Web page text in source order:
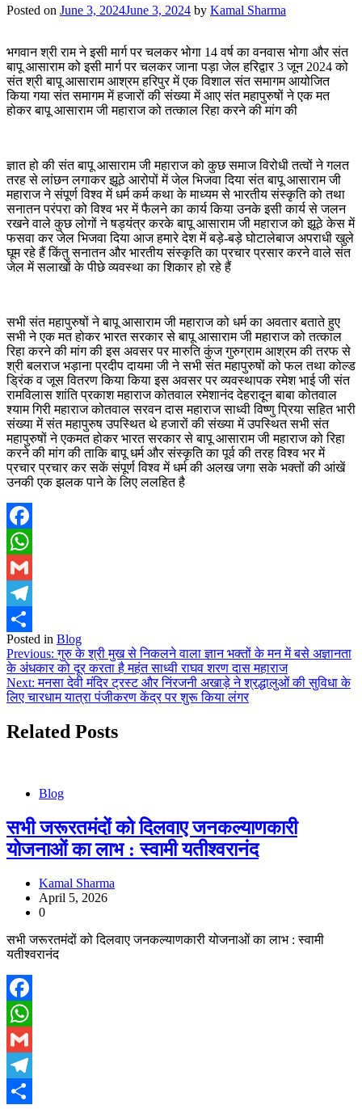
Posted on June 3, 2024June 3, 2024 by Kamal Sharma
भगवान श्री राम ने इसी मार्ग पर चलकर भोगा 14 वर्ष का वनवास भोगा और संत
बापू आसाराम को इसी मार्ग पर चलकर जाना पड़ा जेल हरिद्वार 3 जून 2024 को
संत श्री बापू आसाराम आश्रम हरिपुर में एक विशाल संत समागम आयोजित
किया गया संत समागम में हजारों की संख्या में आए संत महापुरुषों ने एक मत
होकर बापू आसाराम जी महाराज को तत्काल रिहा करने की मांग की
ज्ञात हो की संत बापू आसाराम जी महाराज को कुछ समाज विरोधी तत्वों ने गलत
तरह से लांछन लगाकर झूठे आरोपों में जेल भिजवा दिया संत बापू आसाराम जी
महाराज ने संपूर्ण विश्व में धर्म कर्म कथा के माध्यम से भारतीय संस्कृति को तथा
सनातन परंपरा को विश्व भर में फैलने का कार्य किया उनके इसी कार्य से जलन
रखने वाले कुछ लोगों ने षड्यंत्र करके बापू आसाराम जी महाराज को झूठे केस में
फसवा कर जेल भिजवा दिया आज हमारे देश में बड़े-बड़े घोटालेबाज अपराधी खुले
घूम रहे हैं किंतु सनातन और भारतीय संस्कृति का प्रचार प्रसार करने वाले संत
जेल में सलाखों के पीछे व्यवस्था का शिकार हो रहे हैं
सभी संत महापुरुषों ने बापू आसाराम जी महाराज को धर्म का अवतार बताते हुए
सभी ने एक मत होकर भारत सरकार से बापू आसाराम जी महाराज को तत्काल
रिहा करने की मांग की इस अवसर पर मारुति कुंज गुरुग्राम आश्रम की तरफ से
श्री बलराज भड़ाना प्रदीप दायमा जी ने सभी संत महापुरुषों को फल तथा कोल्ड
ड्रिंक व जूस वितरण किया किया इस अवसर पर व्यवस्थापक रमेश भाई जी संत
रामविलास शांति प्रकाश महाराज कोतवाल रमेशानंद देहरादून बाबा कोतवाल
श्याम गिरी महाराज कोतवाल सरवन दास महाराज साध्वी विष्णु प्रिया सहित भारी
संख्या में संत महापुरुष उपस्थित थे हजारों की संख्या में उपस्थित सभी संत
महापुरुषों ने एकमत होकर भारत सरकार से बापू आसाराम जी महाराज को रिहा
करने की मांग की ताकि बापू धर्म और संस्कृति का पूर्व की तरह विश्व भर में
प्रचार प्रचार कर सकें संपूर्ण विश्व में धर्म की अलख जगा सके भक्तों की आंखें
उनकी एक झलक पाने के लिए ललहित है
Facebook
WhatsApp
Gmail
Telegram
Share
Posted in Blog
Post
navigation
Previous: गुरु के श्री मुख से निकलने वाला ज्ञान भक्तों के मन में बसे अज्ञानता
के अंधकार को दूर करता है महंत साध्वी राघव शरण दास महाराज
Next: मनसा देवी मंदिर ट्रस्ट और निंरजनी अखाड़े ने श्रद्धालुओं की सुविधा के
लिए चारधाम यात्रा पंजीकरण केंद्र पर शुरू किया लंगर
Related Posts
Blog
सभी जरूरतमंदों को दिलवाए जनकल्याणकारी
योजनाओं का लाभ : स्वामी यतीश्वरानंद
Kamal Sharma
April 5, 2026
0
सभी जरूरतमंदों को दिलवाए जनकल्याणकारी योजनाओं का लाभ : स्वामी
यतीश्वरानंद
Facebook
WhatsApp
Gmail
Telegram